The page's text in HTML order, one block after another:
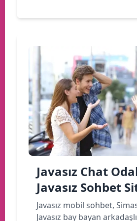
Javasız Chat
Javasız Sohbet
Javasız mobil sohbet,
Javasız bay bayan